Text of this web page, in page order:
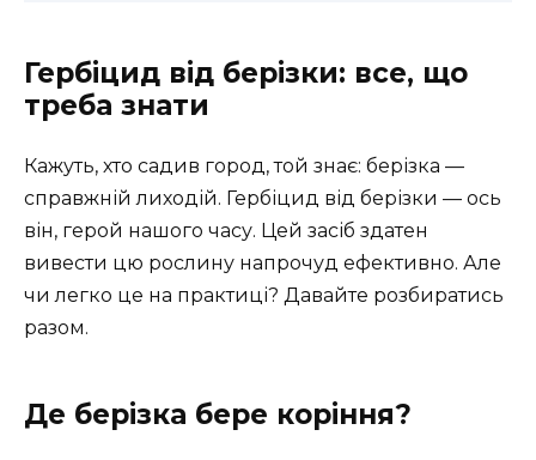
Гербіцид від берізки: все, що
треба знати
Кажуть, хто садив город, той знає: берізка —
справжній лиходій. Гербіцид від берізки — ось
він, герой нашого часу. Цей засіб здатен
вивести цю рослину напрочуд ефективно. Але
чи легко це на практиці? Давайте розбиратись
разом.
Де берізка бере коріння?